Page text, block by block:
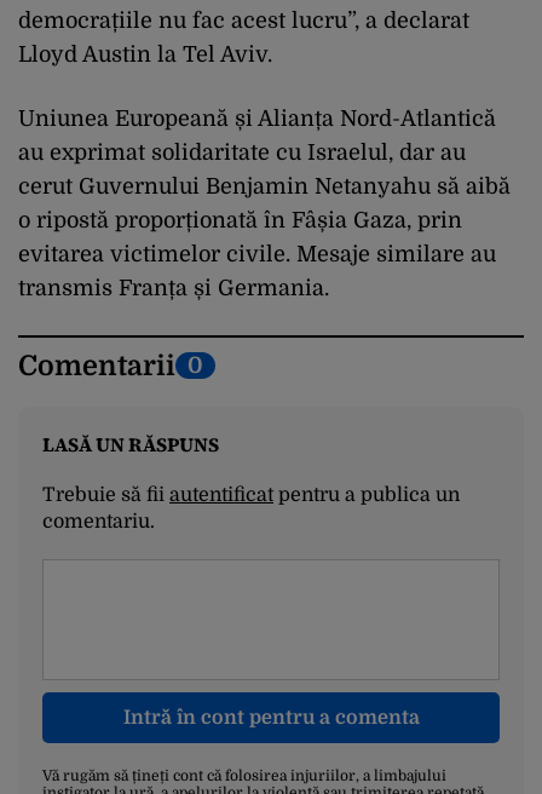
democrațiile nu fac acest lucru”, a declarat
Lloyd Austin la Tel Aviv.
Uniunea Europeană și Alianța Nord-Atlantică
au exprimat solidaritate cu Israelul, dar au
cerut Guvernului Benjamin Netanyahu să aibă
o ripostă proporționată în Fâșia Gaza, prin
evitarea victimelor civile. Mesaje similare au
transmis Franța și Germania.
Comentarii 0
LASĂ UN RĂSPUNS
Trebuie să fii autentificatpentru a publica un
comentariu.
Intră în cont pentru a comenta
Vă rugăm să țineți cont că folosirea injuriilor, a limbajului